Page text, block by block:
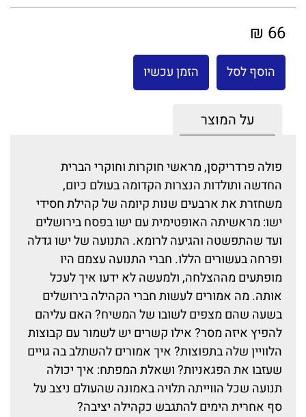
66 ₪
הוסף לסל הזמן עכשיו
על המוצר
פולה פרדריקסן, מראשי חוקרות וחוקרי הברית
החדשה ותולדות הנצרות הקדומה בעולם כיום,
משחזרת את ארבעים שנות קיומה של קהילת חסידי
ישו: מראשיתה האופטימית עם ישו בפסח בירושלים
ועד שהתפשטה והגיעה לרומא. התנועה של ישו גדלה
ופרחה בעשורים הללו. חברי התנועה עצמם היו
מופתעים מההצלחה, ולמעשה לא ידעו איך לעכל
אותה. מה אמורים לעשות חברי הקהילה בירושלים
בשעה שהם מצפים לשובו של המשיח? האם עליהם
להפיץ איזה מסר? אילו קשרים יש לשמור עם קבוצות
הלוויין שלה בתפוצות? איך אמורים להשתלב בה גויים
שעזבו את הפגאניות? ושאלת המפתח: איך יכולה
תנועה שכל הווייתה תלויה באמונה שהעולם ניצב על
סף אחרית הימים להתגבש כקהילה יציבה?